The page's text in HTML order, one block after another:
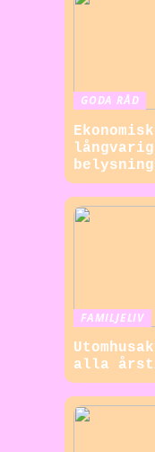
GODA RÅD
långvarig
FAMILJELIV
alla